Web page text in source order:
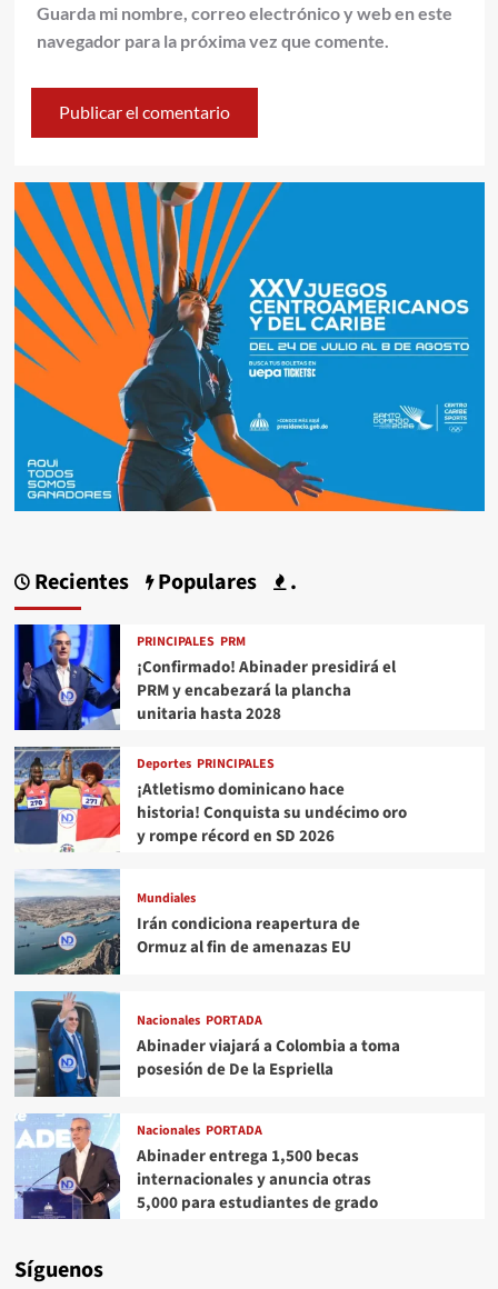
Guarda mi nombre, correo electrónico y web en este
navegador para la próxima vez que comente.
Recientes Populares .
PRINCIPALES PRM
¡Confirmado! Abinader presidirá el
PRM y encabezará la plancha
unitaria hasta 2028
Deportes PRINCIPALES
¡Atletismo dominicano hace
historia! Conquista su undécimo oro
y rompe récord en SD 2026
Mundiales
Irán condiciona reapertura de
Ormuz al fin de amenazas EU
Nacionales PORTADA
Abinader viajará a Colombia a toma
posesión de De la Espriella
Nacionales PORTADA
Abinader entrega 1,500 becas
internacionales y anuncia otras
5,000 para estudiantes de grado
Síguenos